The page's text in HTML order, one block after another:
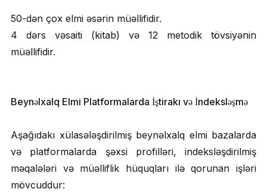
50-dən çox elmi əsərin müəllifidir.
4 dərs vəsaiti (kitab) və 12 metodik tövsiyənin
müəllifidir.
Beynəlxalq Elmi Platformalarda İştirakı və İndeksləşmə
Aşağıdakı xülasələşdirilmiş beynəlxalq elmi bazalarda
və platformalarda şəxsi profilləri, indeksləşdirilmiş
məqalələri və müəlliflik hüquqları ilə qorunan işləri
mövcuddur: